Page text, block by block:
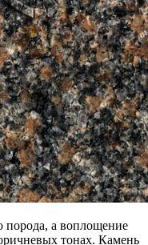
порода, а воплощение
тонах. Камень